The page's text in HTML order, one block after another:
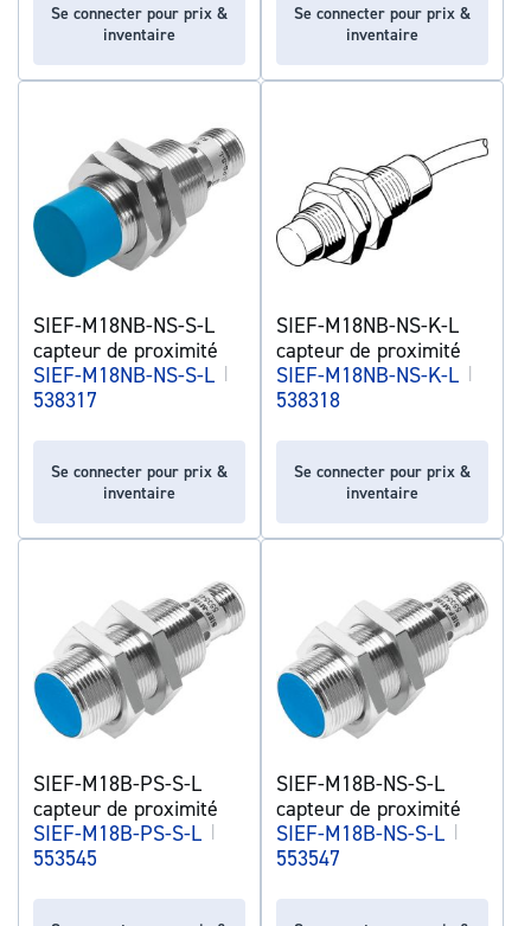
Se connecter pour prix &
inventaire
Se connecter pour prix &
inventaire
SIEF-M18NB-NS-S-L
capteur de proximité
SIEF-M18NB-NS-S-L |
538317
Se connecter pour prix &
inventaire
SIEF-M18NB-NS-K-L
capteur de proximité
SIEF-M18NB-NS-K-L |
538318
Se connecter pour prix &
inventaire
SIEF-M18B-PS-S-L
capteur de proximité
SIEF-M18B-PS-S-L |
553545
SIEF-M18B-NS-S-L
capteur de proximité
SIEF-M18B-NS-S-L |
553547